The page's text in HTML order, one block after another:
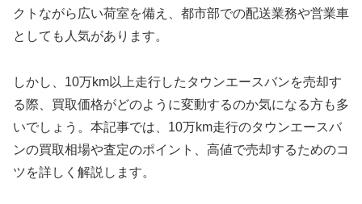
クトながら広い荷室を備え、都市部での配送業務や営業車
としても人気があります。
しかし、10万km以上走行したタウンエースバンを売却す
る際、買取価格がどのように変動するのか気になる方も多
いでしょう。本記事では、10万km走行のタウンエースバ
ンの買取相場や査定のポイント、高値で売却するためのコ
ツを詳しく解説します。